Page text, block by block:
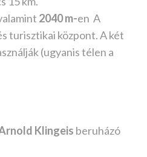
2040 m-en A
turisztikai központ. A két
(ugyanis télen a
Klingeis beruházó